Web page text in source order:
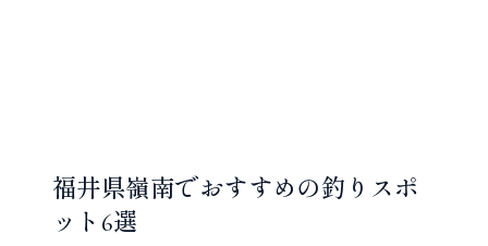
福井県嶺南でおすすめの釣りスポ
ット6選